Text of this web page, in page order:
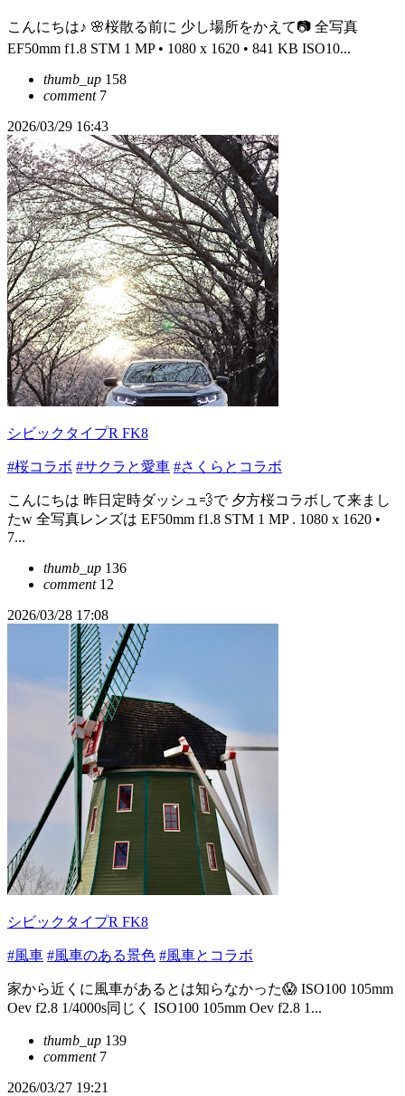
こんにちは♪ 🌸桜散る前に 少し場所をかえて📷 全写真
EF50mm f1.8 STM 1 MP • 1080 x 1620 • 841 KB ISO10...
thumb_up 158
comment7
2026/03/29 16:43
シビックタイプR FK8
#桜コラボ #サクラと愛車 #さくらとコラボ
こんにちは 昨日定時ダッシュ💨で 夕方桜コラボして来まし
たw 全写真レンズは EF50mm f1.8 STM 1 MP . 1080 x 1620 •
7...
thumb_up 136
comment12
2026/03/28 17:08
シビックタイプR FK8
#風車 #風車のある景色 #風車とコラボ
家から近くに風車があるとは知らなかった😱 ISO100 105mm
Oev f2.8 1/4000s同じく ISO100 105mm Oev f2.8 1...
thumb_up 139
comment7
2026/03/27 19:21